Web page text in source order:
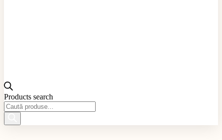
Products search